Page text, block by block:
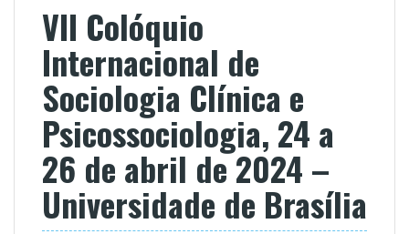
VII Colóquio
Internacional de
Sociologia Clínica e
Psicossociologia, 24 a
26 de abril de 2024 –
Universidade de Brasília